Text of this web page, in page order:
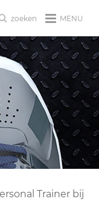
MENU
zoeken
Trainer bij